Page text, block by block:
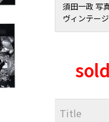
須田一政 写
ヴィンテー
Title